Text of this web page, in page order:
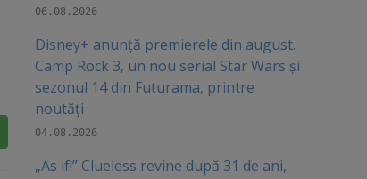
06.08.2026
Disney+ anunță premierele din august.
Camp Rock 3, un nou serial Star Wars și
sezonul 14 din Futurama, printre
noutăți
04.08.2026
„As if!” Clueless revine după 31 de ani,